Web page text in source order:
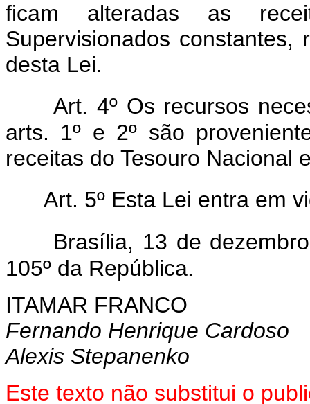
ficam alteradas as
Supervisionados
desta Lei.
Art. 4º Os recursos
arts. 1º e 2º são
receitas do Tesouro Nacional
Art. 5º Esta Lei entra em
Brasília, 13 de
105º da República.
ITAMAR FRANCO
Fernando Henrique Cardoso
Alexis Stepanenko
Este texto não substitui o